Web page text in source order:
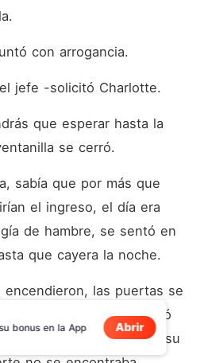
con arrogancia.
jefe -solicitó Charlotte.
que esperar hasta la
se cerró.
sabía que por más que
el ingreso, el día era
de hambre, se sentó en
que cayera la noche.
las puertas se
se levantó, ingresó
directo a hablar con su
bonus en la App Abrir